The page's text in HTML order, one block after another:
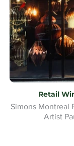
Retail
Simons Montreal
Artist